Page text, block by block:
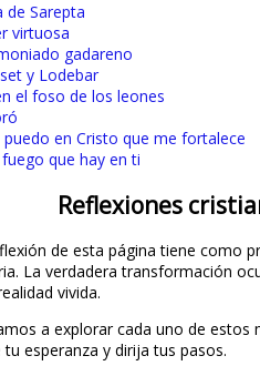
de Sarepta
virtuosa
gadareno
y Lodebar
el foso de los leones
en Cristo que me fortalece
que hay en ti
Reflexiones
de esta página tiene como
La verdadera transformación
vivida.
a explorar cada uno de
tu esperanza y dirija tus pasos.